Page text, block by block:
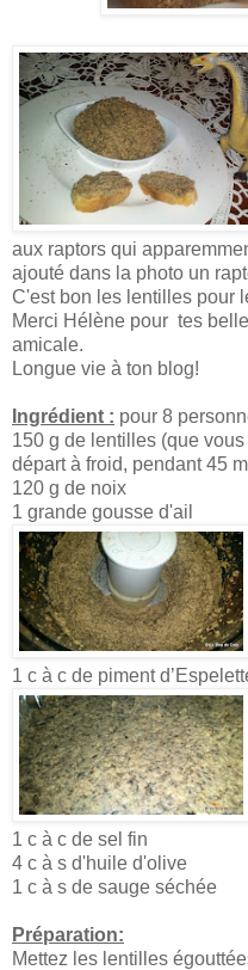
aux raptors qui
ajouté dans la photo un
C'est bon les lentilles pour
Merci Hélène pour tes
amicale.
Longue vie à ton blog!
Ingrédient : pour 8
150 g de lentilles (que
départ à froid, pendant 45
120 g de noix
1 grande gousse d'ail
1 c à c de piment
1 c à c de sel fin
4 c à s d'huile d'olive
1 c à s de sauge séchée
Préparation:
Mettez les lentilles